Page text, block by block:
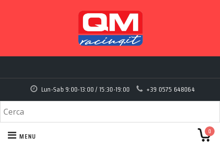
Lun-Sab 9:00-13:00 / 15:30-19:00 +39 0575 648064
0
MENU